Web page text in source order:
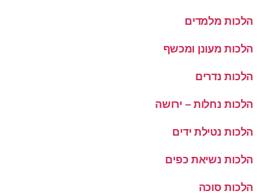
הלכות מלמדים
הלכות מעונן ומכשף
הלכות נדרים
הלכות נחלות – ירושה
הלכות נטילת ידים
הלכות נשיאת כפים
הלכות סוכה